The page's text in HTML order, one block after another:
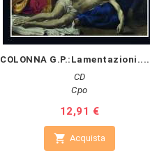
COLONNA
CD
Cpo
Prezzo
12,91 €
 Acquista